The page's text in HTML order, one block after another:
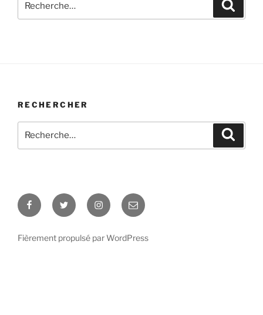
pour
RECHERCHER
pour
FacebookTwitter InstagramMail
webmaster
Fièrement propulsé par WordPress